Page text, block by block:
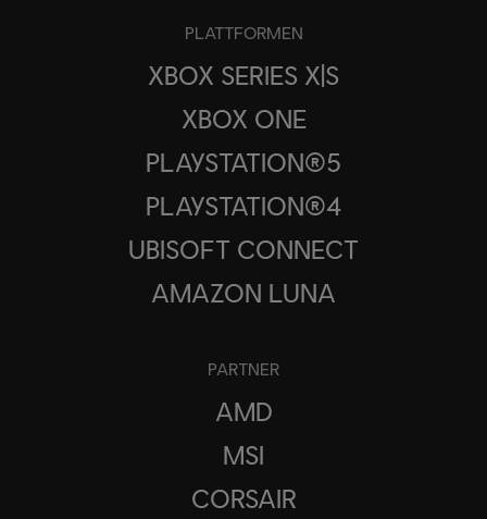
PLATTFORMEN
XBOX SERIES X|S
XBOX ONE
PLAYSTATION®5
PLAYSTATION®4
UBISOFT CONNECT
AMAZON LUNA
PARTNER
AMD
MSI
CORSAIR